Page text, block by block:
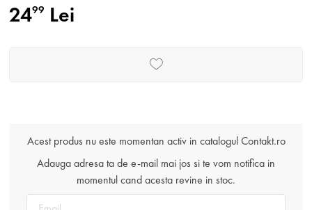
2499 Lei
Acest produs nu este momentan activ in catalogul Contakt.ro
Adauga adresa ta de e-mail mai jos si te vom notifica in
momentul cand acesta revine in stoc.